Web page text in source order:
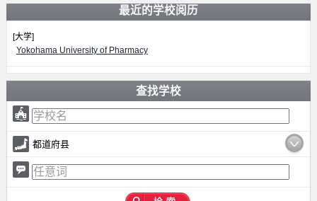
最近的学校阅历
[大学]
Yokohama University of Pharmacy
查找学校
都道府县